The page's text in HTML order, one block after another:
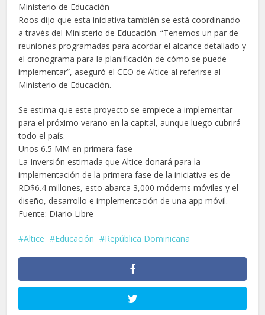
Ministerio de Educación
Roos dijo que esta iniciativa también se está coordinando
a través del Ministerio de Educación. “Tenemos un par de
reuniones programadas para acordar el alcance detallado y
el cronograma para la planificación de cómo se puede
implementar”, aseguró el CEO de Altice al referirse al
Ministerio de Educación.
Se estima que este proyecto se empiece a implementar
para el próximo verano en la capital, aunque luego cubrirá
todo el país.
Unos 6.5 MM en primera fase
La Inversión estimada que Altice donará para la
implementación de la primera fase de la iniciativa es de
RD$6.4 millones, esto abarca 3,000 módems móviles y el
diseño, desarrollo e implementación de una app móvil.
Fuente: Diario Libre
Altice Educación República Dominicana